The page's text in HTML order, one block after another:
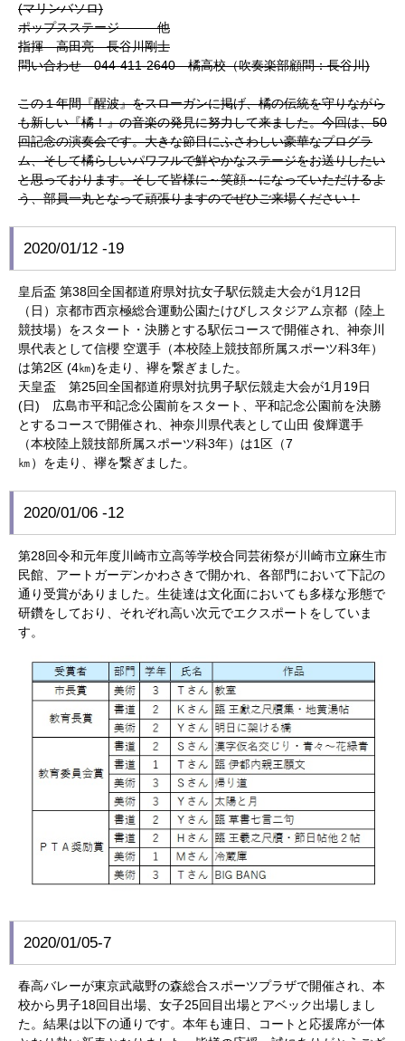
(マリンバソロ)
ポップスステージ 他
指揮 高田亮 長谷川剛士
問い合わせ 044-411-2640 橘高校（吹奏楽部顧問：長谷川)
この１年間『醒波』をスローガンに掲げ、橘の伝統を守りながら
も新しい『橘！』の音楽の発見に努力して来ました。今回は、50
回記念の演奏会です。大きな節目にふさわしい豪華なプログラ
ム、そして橘らしいパワフルで鮮やかなステージをお送りしたい
と思っております。そして皆様に～笑顔～になっていただけるよ
う、部員一丸となって頑張りますのでぜひご来場ください！
2020/01/12 -19
皇后盃 第38回全国都道府県対抗女子駅伝競走大会が1月12日
（日）京都市西京極総合運動公園たけびしスタジアム京都（陸上
競技場）をスタート・決勝とする駅伝コースで開催され、神奈川
県代表として信櫻 空選手（本校陸上競技部所属スポーツ科3年）
は第2区 (4㎞)を走り、襷を繋ぎました。
天皇盃 第25回全国都道府県対抗男子駅伝競走大会が1月19日
(日) 広島市平和記念公園前をスタート、平和記念公園前を決勝
とするコースで開催され、神奈川県代表として山田 俊輝選手
（本校陸上競技部所属スポーツ科3年）は1区（7
㎞）を走り、襷を繋ぎました。
2020/01/06 -12
第28回令和元年度川崎市立高等学校合同芸術祭が川崎市立麻生市
民館、アートガーデンかわさきで開かれ、各部門において下記の
通り受賞がありました。生徒達は文化面においても多様な形態で
研鑽をしており、それぞれ高い次元でエクスポートをしていま
す。
2020/01/05-7
春高バレーが東京武蔵野の森総合スポーツプラザで開催され、本
校から男子18回目出場、女子25回目出場とアベック出場しまし
た。結果は以下の通りです。本年も連日、コートと応援席が一体